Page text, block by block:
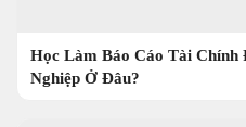
Học Làm Báo Cáo Tài Chính
Nghiệp Ở Đâu?